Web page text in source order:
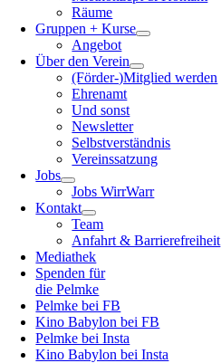
Räume
Gruppen + Kurse
Angebot
Über den Verein
(Förder-)Mitglied werden
Ehrenamt
Und sonst
Newsletter
Selbstverständnis
Vereinssatzung
Jobs
Jobs WirrWarr
Kontakt
Team
Anfahrt & Barrierefreiheit
Mediathek
Spenden für
die Pelmke
Pelmke bei FB
Kino Babylon bei FB
Pelmke bei Insta
Kino Babylon bei Insta